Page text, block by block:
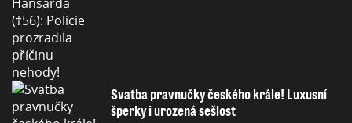
Svatba pravnučky českého krále! Luxusní
šperky i urozená sešlost